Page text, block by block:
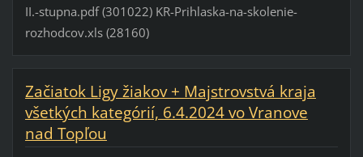
II.-stupna.pdf (301022) KR-Prihlaska-na-skolenie-
rozhodcov.xls (28160)
Začiatok Ligy žiakov + Majstrovstvá kraja
všetkých kategórií, 6.4.2024 vo Vranove
nad Topľou